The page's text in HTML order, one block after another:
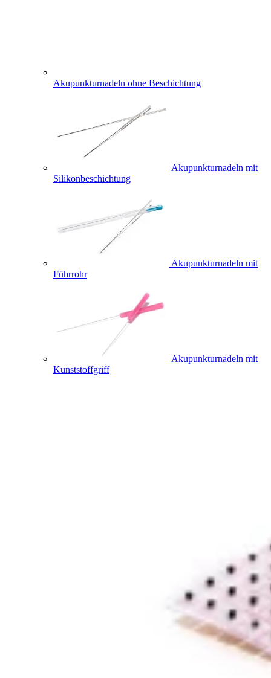
Akupunkturnadeln ohne Beschichtung
Akupunkturnadeln mit
Silikonbeschichtung
Akupunkturnadeln mit
Führrohr
Akupunkturnadeln mit
Kunststoffgriff